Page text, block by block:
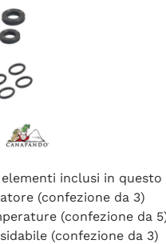
inclusi in questo
(confezione da 3)
(confezione da
(confezione da 3)